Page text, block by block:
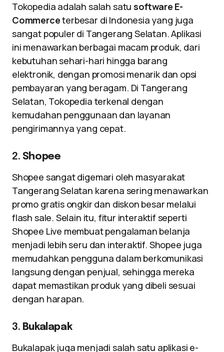
Tokopedia adalah salah satu software E-
Commerceterbesar di Indonesia yang juga
sangat populer di Tangerang Selatan. Aplikasi
ini menawarkan berbagai macam produk, dari
kebutuhan sehari-hari hingga barang
elektronik, dengan promosi menarik dan opsi
pembayaran yang beragam. Di Tangerang
Selatan, Tokopedia terkenal dengan
kemudahan penggunaan dan layanan
pengirimannya yang cepat.
2. Shopee
Shopee sangat digemari oleh masyarakat
Tangerang Selatan karena sering menawarkan
promo gratis ongkir dan diskon besar melalui
flash sale. Selain itu, fitur interaktif seperti
Shopee Live membuat pengalaman belanja
menjadi lebih seru dan interaktif. Shopee juga
memudahkan pengguna dalam berkomunikasi
langsung dengan penjual, sehingga mereka
dapat memastikan produk yang dibeli sesuai
dengan harapan.
3. Bukalapak
Bukalapak juga menjadi salah satu aplikasi e-